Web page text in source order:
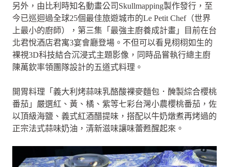
另外，由比利時知名動畫公司Skullmapping製作發行，至
今已巡迴過全球25個最佳旅遊城市的Le Petit Chef（世界
上最小的廚師），第三集「最強主廚養成計畫」目前在台
北君悅酒店君寓3宴會廳登場。不但可以看見栩栩如生的
裸視3D科技結合沉浸式主題影像，同時品嘗執行總主廚
陳萬欽率領團隊設計的五道式料理。
開胃料理「義大利烤蒜味乳酪酸裸麥麵包．醃製綜合櫻桃
番茄」嚴選紅、黃、橘、紫等七彩台灣小農櫻桃番茄，佐
以頂級海鹽、義式紅酒醋提味，搭配以牛奶燉煮再烤過的
正宗法式蒜味奶油，清新滋味讓味蕾甦醒起來。